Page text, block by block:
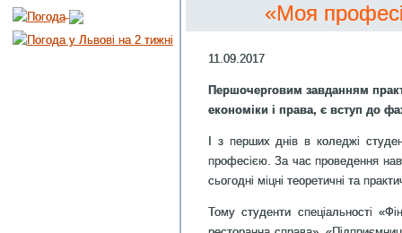
«Моя
11.09.2017
Першочерговим завданням
економіки і права, є вступ до
І з перших днів в коледжі
професією. За час проведення
сьогодні міцні теоретичні та
Тому студенти спеціальності